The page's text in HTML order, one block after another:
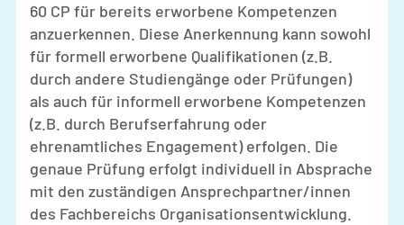
60 CP für bereits erworbene Kompetenzen
anzuerkennen. Diese Anerkennung kann sowohl
für formell erworbene Qualifikationen (z.B.
durch andere Studiengänge oder Prüfungen)
als auch für informell erworbene Kompetenzen
(z.B. durch Berufserfahrung oder
ehrenamtliches Engagement) erfolgen. Die
genaue Prüfung erfolgt individuell in Absprache
mit den zuständigen Ansprechpartner/innen
des Fachbereichs Organisationsentwicklung.